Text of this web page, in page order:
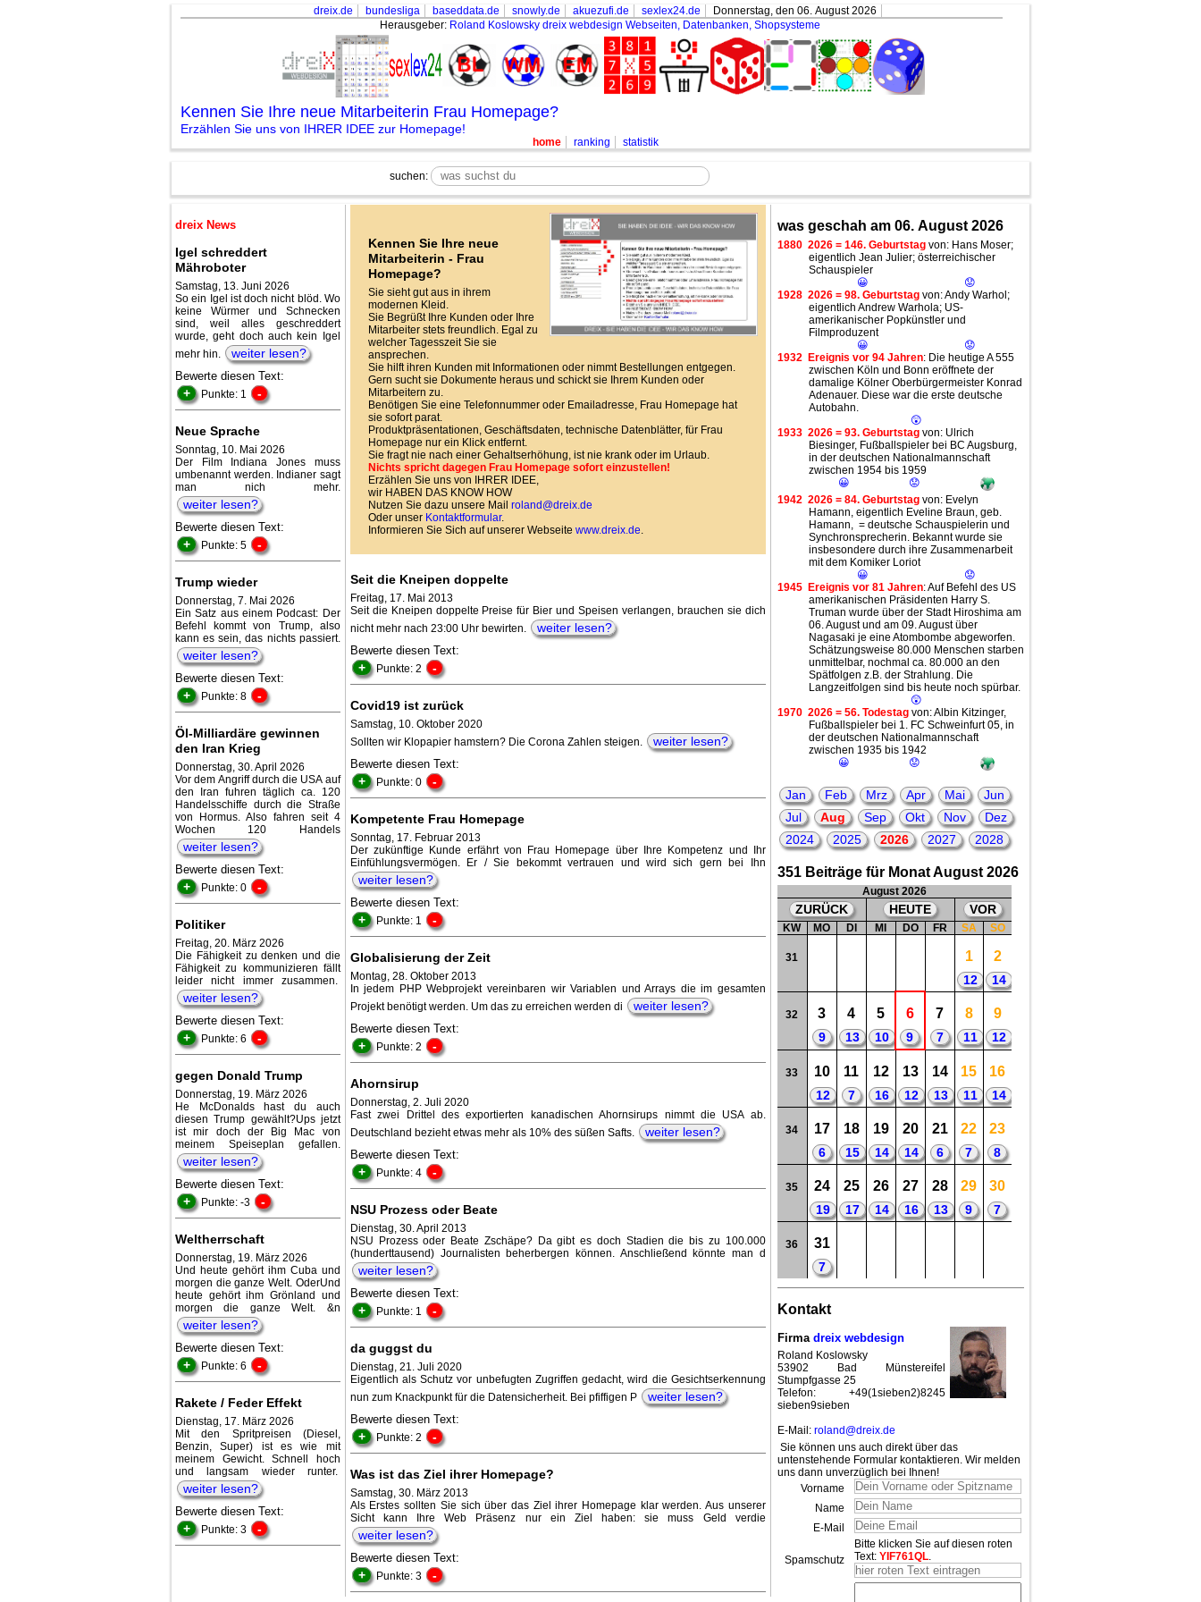
dreix.de bundesliga baseddata.de snowly.de akuezufi.de sexlex24.de
Donnerstag, den 06. August 2026
Herausgeber: Roland Koslowsky dreix webdesign Webseiten, Datenbanken, Shopsysteme
Kennen Sie Ihre neue Mitarbeiterin Frau Homepage?
Erzählen Sie uns von IHRER IDEE zur Homepage!
home ranking statistik
suchen:
dreix News
Igel schreddert
Mähroboter
Samstag, 13. Juni 2026
So ein Igel ist doch nicht blöd. Wo
keine Würmer und Schnecken
sind, weil alles geschreddert
wurde, geht doch auch kein Igel
mehr hin.
weiter lesen?
Bewerte diesen Text:
+ Punkte: 1 -
Neue Sprache
Sonntag, 10. Mai 2026
Der Film Indiana Jones muss
umbenannt werden. Indianer sagt
man nich mehr.
weiter lesen?
Bewerte diesen Text:
+ Punkte: 5 -
Trump wieder
Donnerstag, 7. Mai 2026
Ein Satz aus einem Podcast: Der
Befehl kommt von Trump, also
kann es sein, das nichts passiert.
weiter lesen?
Bewerte diesen Text:
+ Punkte: 8 -
Öl-Milliardäre gewinnen
den Iran Krieg
Donnerstag, 30. April 2026
Vor dem Angriff durch die USA auf
den Iran fuhren täglich ca. 120
Handelsschiffe durch die Straße
von Hormus. Also fahren seit 4
Wochen 120 Handels
weiter lesen?
Bewerte diesen Text:
+ Punkte: 0 -
Politiker
Freitag, 20. März 2026
Die Fähigkeit zu denken und die
Fähigkeit zu kommunizieren fällt
leider nicht immer zusammen.
weiter lesen?
Bewerte diesen Text:
+ Punkte: 6 -
gegen Donald Trump
Donnerstag, 19. März 2026
He McDonalds hast du auch
diesen Trump gewählt?Ups jetzt
ist mir doch der Big Mac von
meinem Speiseplan gefallen.
weiter lesen?
Bewerte diesen Text:
+ Punkte: -3 -
Weltherrschaft
Donnerstag, 19. März 2026
Und heute gehört ihm Cuba und
morgen die ganze Welt. OderUnd
heute gehört ihm Grönland und
morgen die ganze Welt. &n
weiter lesen?
Bewerte diesen Text:
+ Punkte: 6 -
Rakete / Feder Effekt
Dienstag, 17. März 2026
Mit den Spritpreisen (Diesel,
Benzin, Super) ist es wie mit
meinem Gewicht. Schnell hoch
und langsam wieder runter.
weiter lesen?
Bewerte diesen Text:
+ Punkte: 3 -
Kennen Sie Ihre neue
Mitarbeiterin - Frau
Homepage?
Sie sieht gut aus in ihrem
modernen Kleid.
Sie Begrüßt Ihre Kunden oder Ihre
Mitarbeiter stets freundlich. Egal zu
welcher Tagesszeit Sie sie
ansprechen.
Sie hilft ihren Kunden mit Informationen oder nimmt Bestellungen entgegen.
Gern sucht sie Dokumente heraus und schickt sie Ihrem Kunden oder
Mitarbeitern zu.
Benötigen Sie eine Telefonnummer oder Emailadresse, Frau Homepage hat
sie sofort parat.
Produktpräsentationen, Geschäftsdaten, technische Datenblätter, für Frau
Homepage nur ein Klick entfernt.
Sie fragt nie nach einer Gehaltserhöhung, ist nie krank oder im Urlaub.
Nichts spricht dagegen Frau Homepage sofort einzustellen!
Erzählen Sie uns von IHRER IDEE,
wir HABEN DAS KNOW HOW
Nutzen Sie dazu unsere Mail roland@dreix.de
Oder unser Kontaktformular.
Informieren Sie Sich auf unserer Webseite www.dreix.de
Seit die Kneipen doppelte
Freitag, 17. Mai 2013
Seit die Kneipen doppelte Preise für Bier und Speisen verlangen, brauchen sie dich
nicht mehr nach 23:00 Uhr bewirten.
weiter lesen?
Bewerte diesen Text:
+ Punkte: 2 -
Covid19 ist zurück
Samstag, 10. Oktober 2020
Sollten wir Klopapier hamstern? Die Corona Zahlen steigen.
weiter lesen?
Bewerte diesen Text:
+ Punkte: 0 -
Kompetente Frau Homepage
Sonntag, 17. Februar 2013
Der zukünftige Kunde erfährt von Frau Homepage über Ihre Kompetenz und Ihr
Einfühlungsvermögen. Er / Sie bekommt vertrauen und wird sich gern bei Ihn
weiter lesen?
Bewerte diesen Text:
+ Punkte: 1 -
Globalisierung der Zeit
Montag, 28. Oktober 2013
In jedem PHP Webprojekt vereinbaren wir Variablen und Arrays die im gesamten
Projekt benötigt werden. Um das zu erreichen werden di
weiter lesen?
Bewerte diesen Text:
+ Punkte: 2 -
Ahornsirup
Donnerstag, 2. Juli 2020
Fast zwei Drittel des exportierten kanadischen Ahornsirups nimmt die USA ab.
Deutschland bezieht etwas mehr als 10% des süßen Safts.
weiter lesen?
Bewerte diesen Text:
+ Punkte: 4 -
NSU Prozess oder Beate
Dienstag, 30. April 2013
NSU Prozess oder Beate Zschäpe? Da gibt es doch Stadien die bis zu 100.000
(hunderttausend) Journalisten beherbergen können. Anschließend könnte man d
weiter lesen?
Bewerte diesen Text:
+ Punkte: 1 -
da guggst du
Dienstag, 21. Juli 2020
Eigentlich als Schutz vor unbefugten Zugriffen gedacht, wird die Gesichtserkennung
nun zum Knackpunkt für die Datensicherheit. Bei pfiffigen P
weiter lesen?
Bewerte diesen Text:
+ Punkte: 2 -
Was ist das Ziel ihrer Homepage?
Samstag, 30. März 2013
Als Erstes sollten Sie sich über das Ziel ihrer Homepage klar werden. Aus unserer
Sicht kann Ihre Web Präsenz nur ein Ziel haben: sie muss Geld verdie
weiter lesen?
Bewerte diesen Text:
+ Punkte: 3 -
was geschah am 06. August 2026
1880 2026 = 146. Geburtstagvon: Hans Moser;
eigentlich Jean Julier; österreichischer
Schauspieler
😀
😟
1928 2026 = 98. Geburtstagvon: Andy Warhol;
eigentlich Andrew Warhola; US-
amerikanischer Popkünstler und
Filmproduzent
😀
😟
1932 Ereignis vor 94 Jahren: Die heutige A 555
zwischen Köln und Bonn eröffnete der
damalige Kölner Oberbürgermeister Konrad
Adenauer. Diese war die erste deutsche
Autobahn.
😲
1933 2026 = 93. Geburtstagvon: Ulrich
Biesinger, Fußballspieler bei BC Augsburg,
in der deutschen Nationalmannschaft
zwischen 1954 bis 1959
😀
😟
1942 2026 = 84. Geburtstagvon: Evelyn
Hamann, eigentlich Eveline Braun, geb.
Hamann, = deutsche Schauspielerin und
Synchronsprecherin. Bekannt wurde sie
insbesondere durch ihre Zusammenarbeit
mit dem Komiker Loriot
😀
😟
1945 Ereignis vor 81 Jahren: Auf Befehl des US
amerikanischen Präsidenten Harry S.
Truman wurde über der Stadt Hiroshima am
06. August und am 09. August über
Nagasaki je eine Atombombe abgeworfen.
Schätzungsweise 80.000 Menschen starben
unmittelbar, nochmal ca. 80.000 an den
Spätfolgen z.B. der Strahlung. Die
Langzeitfolgen sind bis heute noch spürbar.
😲
1970 2026 = 56. Todestagvon: Albin Kitzinger,
Fußballspieler bei 1. FC Schweinfurt 05, in
der deutschen Nationalmannschaft
zwischen 1935 bis 1942
😀
😟
Weidenfeller, Fußballspieler bei Borussia
Dortmund, in der deutschen
Nationalmannschaft zwischen 2013 bis
2015
😀
Fußballspieler bei Ajax Amsterdam,
Eintracht Frankfurt, in der deutschen
Nationalmannschaft zwischen 2017 bis
2021
😀
Jan Feb Mrz Apr Mai
Jun
Jul
Aug Sep Okt Nov
Dez
2024
2025 2026 2027 2028
351 Beiträge für Monat August 2026
August 2026
ZURÜCK HEUTE VOR
KW MO DI MI DO FR SA SO
31 1
12
2
14
32 3
9
4
13
5
10
6
9
7
7
8
11
9
12
33 10
12
11
7
12
16
13
12
14
13
15
11
16
14
34 17
6
18
15
19
14
20
14
21
6
22
7
23
8
35 24
19
25
17
26
14
27
16
28
13
29
9
30
7
36 31
7
Kontakt
Firma dreix webdesign
Roland Koslowsky
53902 Bad Münstereifel
Stumpfgasse 25
Telefon: +49(1sieben2)8245
sieben9sieben
E-Mail: roland@dreix.de
Sie können uns auch direkt über das
untenstehende Formular kontaktieren. Wir melden
uns dann unverzüglich bei Ihnen!
Vorname
Name
E-Mail
Spamschutz
Bitte klicken Sie auf diesen roten
Text: YIF761QL.